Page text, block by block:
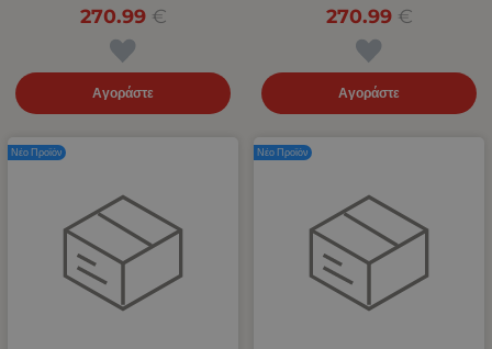
270.99 €
Αγοράστε
270.99 €
Αγοράστε
Νέο Προϊόν Νέο Προϊόν